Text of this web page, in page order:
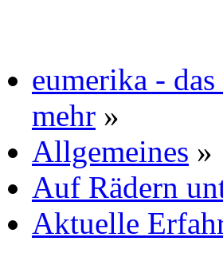
eumerika -
mehr »
Allgemeines »
Auf Rädern
Aktuelle